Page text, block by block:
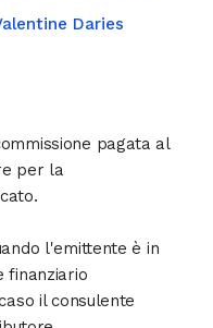
Daries
pagata al
per la
l'emittente è in
finanziario
il consulente